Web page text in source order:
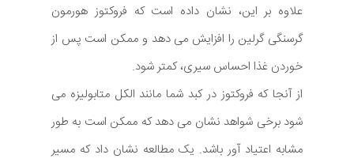
علاوه بر این، نشان داده است که فروکتوز هورمون
گرسنگی گرلین را افزایش می دهد و ممکن است پس از
خوردن غذا احساس سیری، کمتر شود.
از آنجا که فروکتوز در کبد شما مانند الکل متابولیزه می
شود برخی شواهد نشان می دهد که ممکن است به طور
مشابه اعتیاد آور باشد. یک مطالعه نشان داد که مسیر